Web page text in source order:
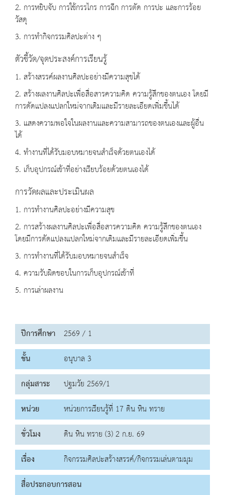
2. การหยิบจับ การใช้กรรไกร การฉีก การตัด การปะ และการร้อย
วัสดุ
3. การทำกิจกรรมศิลปะต่าง ๆ
ตัวชี้วัด/จุดประสงค์การเรียนรู้
1. สร้างสรรค์ผลงานศิลปะอย่างมีความสุขได้
2. สร้างผลงานศิลปะเพื่อสื่อสารความคิด ความรู้สึกของตนเอง โดยมี
การดัดแปลงแปลกใหม่จากเดิมและมีรายละเอียดเพิ่มขึ้นได้
3. แสดงความพอใจในผลงานและความสามารถของตนเองและผู้อื่น
ได้
4. ทำงานที่ได้รับมอบหมายจนสำเร็จด้วยตนเองได้
5. เก็บอุปกรณ์เข้าที่อย่างเรียบร้อยด้วยตนเองได้
การวัดผลและประเมินผล
1. การทำงานศิลปะอย่างมีความสุข
2. การสร้างผลงานศิลปะเพื่อสื่อสารความคิด ความรู้สึกของตนเอง
โดยมีการดัดแปลงแปลกใหม่จากเดิมและมีรายละเอียดเพิ่มขึ้น
3. การทำงานที่ได้รับมอบหมายจนสำเร็จ
4. ความรับผิดชอบในการเก็บอุปกรณ์เข้าที่
5. การเล่าผลงาน
ปีการศึกษา 2569 / 1
ชั้น
อนุบาล 3
กลุ่มสาระ
ปฐมวัย 2569/1
หน่วย
หน่วยการเรียนรู้ที่ 17 ดิน หิน ทราย
ชั่วโมง
ดิน หิน ทราย (3) 2 ก.ย. 69
เรื่อง
กิจกรรมศิลปะสร้างสรรค์/กิจกรรมเล่นตามมุม
สื่อประกอบการสอน